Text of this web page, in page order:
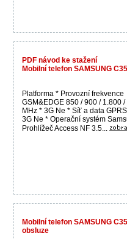
PDF návod ke stažení
Mobilní telefon SAMSUNG
Platforma * Provozní frekvence
GSM&EDGE 850 / 900 / 1.800
MHz * 3G Ne * Síť a data
3G Ne * Operační systém
Prohlížeč Access NF 3.5...
Mobilní telefon SAMSUNG
obsluze